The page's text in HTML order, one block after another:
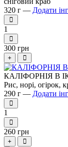
320 г — Додати
1
300 грн
+
КАЛІФОРНІЯ В
Рис, норі, огірок,
290 г — Додати
1
260 грн
+